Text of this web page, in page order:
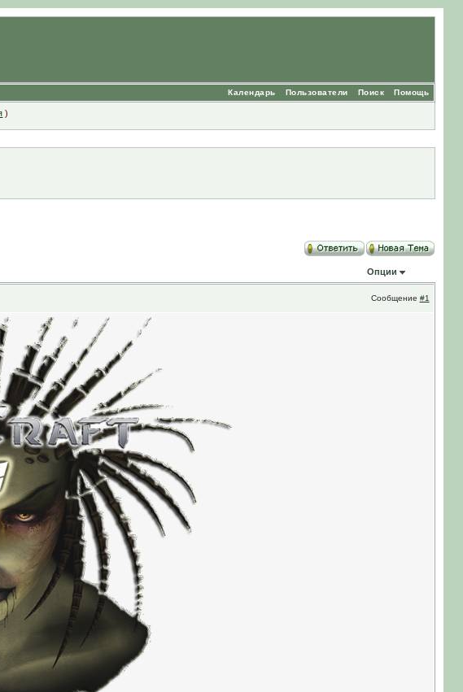
Помощь
Поиск
Пользователи
Календарь
)
Опции
Сообщение #1